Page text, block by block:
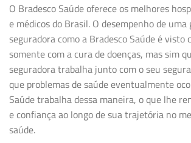
O Bradesco Saúde oferece os melhores
e médicos do Brasil. O desempenho de uma
seguradora como a Bradesco Saúde é visto
somente com a cura de doenças, mas sim
seguradora trabalha junto com o seu
que problemas de saúde eventualmente
Saúde trabalha dessa maneira, o que lhe
e confiança ao longo de sua trajetória no
saúde.